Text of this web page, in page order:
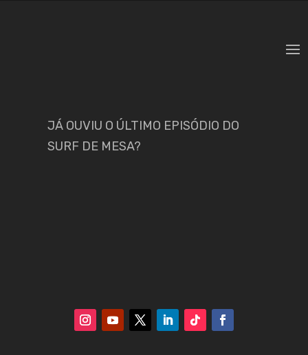
JÁ OUVIU O ÚLTIMO EPISÓDIO DO
SURF DE MESA?